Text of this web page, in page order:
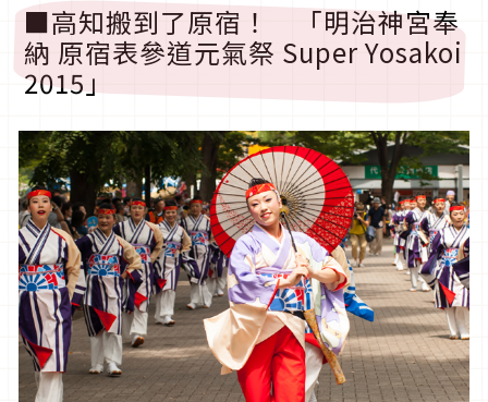
■高知搬到了原宿！ 「明治神宮奉
納 原宿表參道元氣祭 Super Yosakoi
2015」